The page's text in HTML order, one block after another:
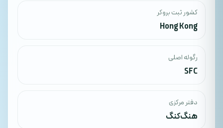
کشور ثبت بروکر
Hong Kong
رگوله اصلی
SFC
دفتر مرکزی
هنگ‌کنگ